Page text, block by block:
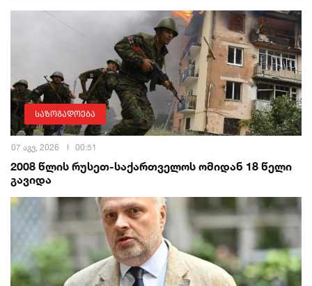
საზოგადოება
07 აგვ, 2026 00:51
2008 წლის რუსეთ-საქართველოს ომიდან 18 წელი
გავიდა